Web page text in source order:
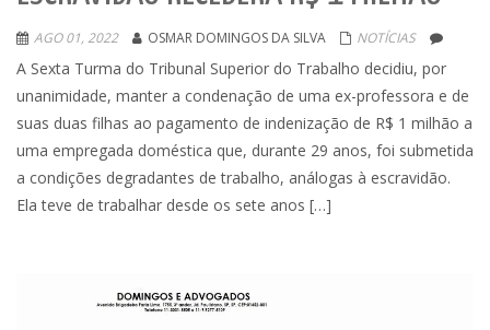
AGO 01, 2022 OSMAR DOMINGOS DA SILVA NOTÍCIAS
A Sexta Turma do Tribunal Superior do Trabalho decidiu, por
unanimidade, manter a condenação de uma ex-professora e de
suas duas filhas ao pagamento de indenização de R$ 1 milhão a
uma empregada doméstica que, durante 29 anos, foi submetida
a condições degradantes de trabalho, análogas à escravidão.
Ela teve de trabalhar desde os sete anos […]